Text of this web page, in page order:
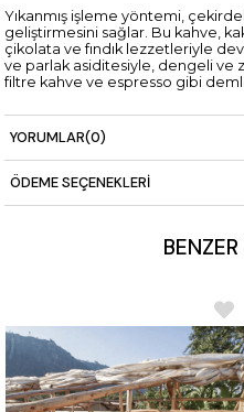
Yıkanmış işleme yöntemi,
geliştirmesini sağlar. Bu kahve,
çikolata ve fındık lezzetleriyle
ve parlak asiditesiyle, dengeli ve
filtre kahve ve espresso gibi
Kolombiya'nın geleneksel
isteyen kahveseverler için
YORUMLAR(0)
ÖDEME SEÇENEKLERI